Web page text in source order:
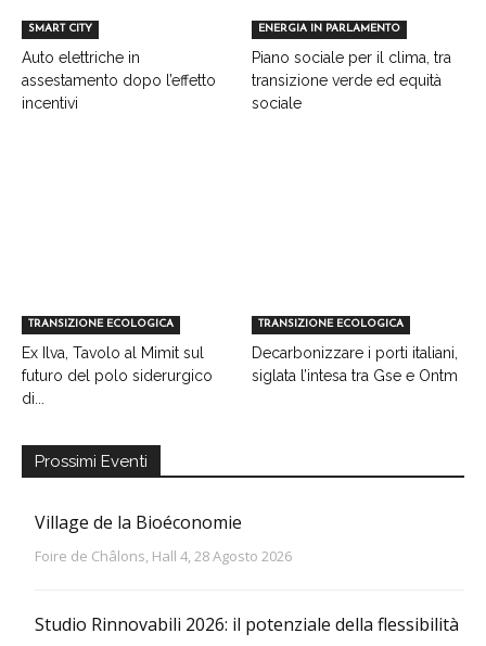
SMART CITY
Auto elettriche in
assestamento dopo l’effetto
incentivi
ENERGIA IN PARLAMENTO
Piano sociale per il clima, tra
transizione verde ed equità
sociale
TRANSIZIONE ECOLOGICA
Ex Ilva, Tavolo al Mimit sul
futuro del polo siderurgico
di...
TRANSIZIONE ECOLOGICA
Decarbonizzare i porti italiani,
siglata l’intesa tra Gse e Ontm
Prossimi Eventi
Village de la Bioéconomie
Foire de Châlons, Hall 4, 28 Agosto 2026
Studio Rinnovabili 2026: il potenziale della flessibilità